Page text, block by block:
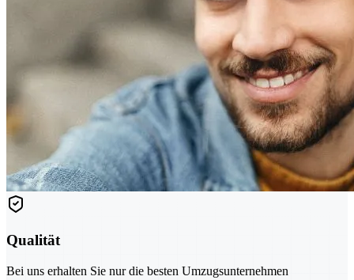
Qualität
Bei uns erhalten Sie nur die besten Umzugsunternehmen